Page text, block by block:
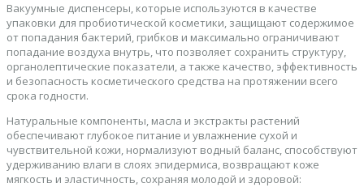
Вакуумные диспенсеры, которые используются в качестве
упаковки для пробиотической косметики, защищают содержимое
от попадания бактерий, грибков и максимально ограничивают
попадание воздуха внутрь, что позволяет сохранить структуру,
органолептические показатели, а также качество, эффективность
и безопасность косметического средства на протяжении всего
срока годности.
Натуральные компоненты, масла и экстракты растений
обеспечивают глубокое питание и увлажнение сухой и
чувствительной кожи, нормализуют водный баланс, способствуют
удерживанию влаги в слоях эпидермиса, возвращают коже
мягкость и эластичность, сохраняя молодой и здоровой: